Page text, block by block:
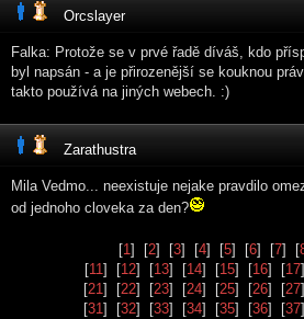
Orcslayer
Falka: Protože se v prvé řadě díváš, kdo
byl napsán - a je přirozenější se kouknou
takto používá na jiných webech. :)
Zarathustra
Mila Vedmo... neexistuje nejake pravdilo
od jednoho cloveka za den?
[1] [2] [3] [4] [5] [6] [7] [
[11] [12] [13] [14] [15] [16] [17
[21] [22] [23] [24] [25] [26] [27
[31] [32] [33] [34] [35] [36] [37